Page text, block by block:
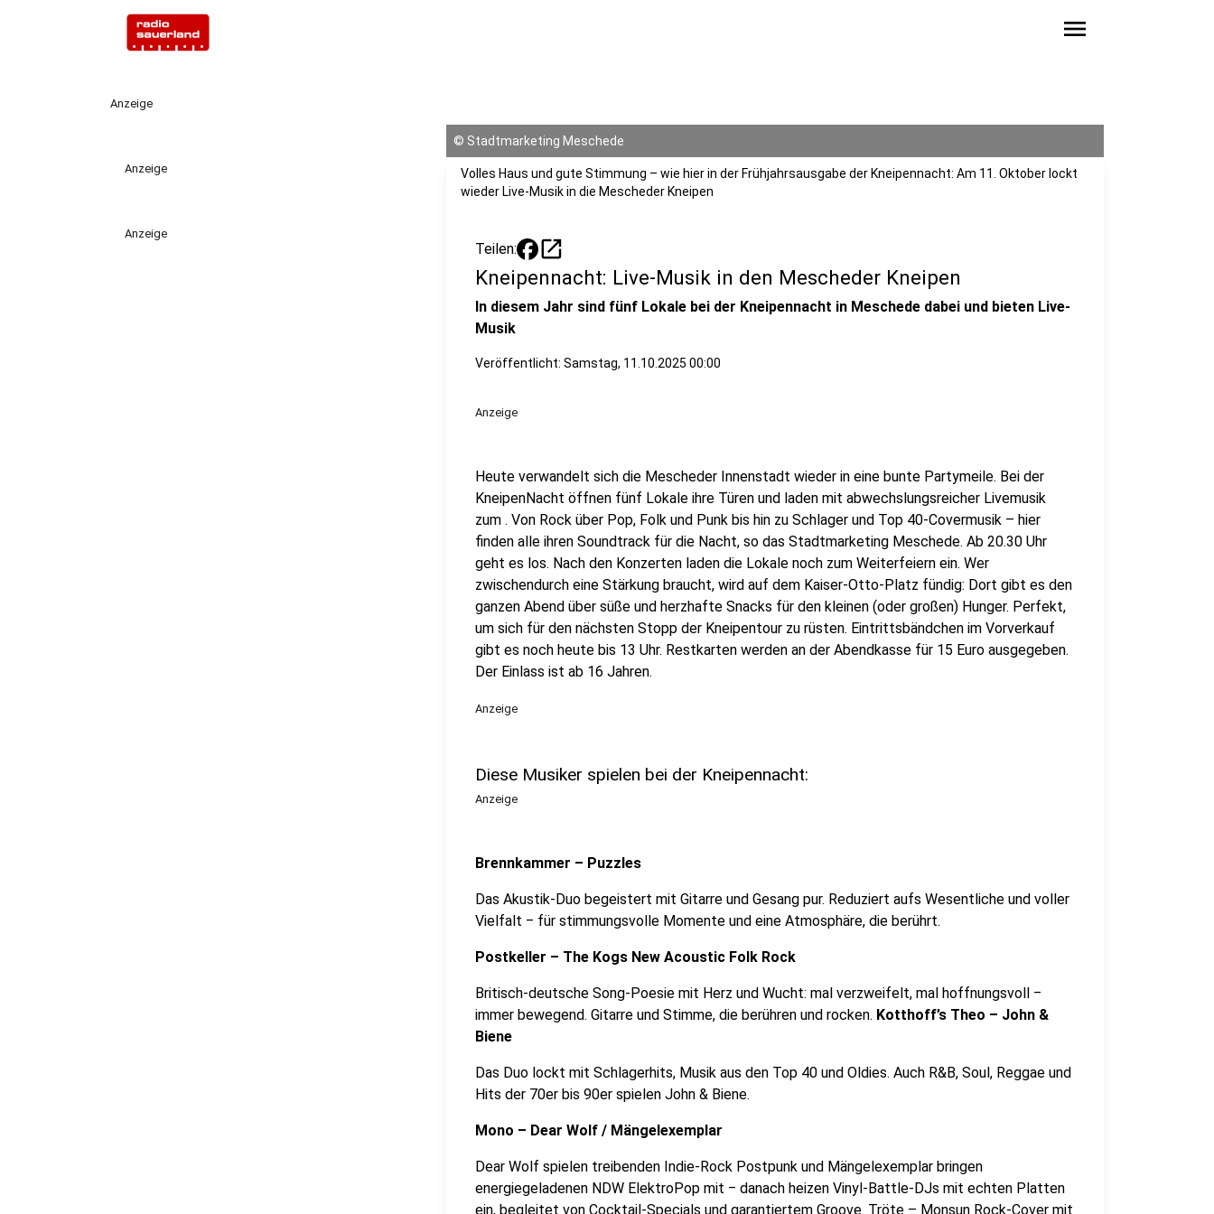
menu
Anzeige
Anzeige
Anzeige
© Stadtmarketing Meschede
Volles Haus und gute Stimmung – wie hier in der Frühjahrsausgabe der Kneipennacht: Am 11. Oktober lockt
wieder Live-Musik in die Mescheder Kneipen
Teilen: open_in_new
Kneipennacht: Live-Musik in den Mescheder Kneipen
In diesem Jahr sind fünf Lokale bei der Kneipennacht in Meschede dabei und bieten Live-
Musik
Veröffentlicht: Samstag, 11.10.2025 00:00
Anzeige
Heute verwandelt sich die Mescheder Innenstadt wieder in eine bunte Partymeile. Bei der
KneipenNacht öffnen fünf Lokale ihre Türen und laden mit abwechslungsreicher Livemusik
zum . Von Rock über Pop, Folk und Punk bis hin zu Schlager und Top 40-Covermusik – hier
finden alle ihren Soundtrack für die Nacht, so das Stadtmarketing Meschede. Ab 20.30 Uhr
geht es los. Nach den Konzerten laden die Lokale noch zum Weiterfeiern ein. Wer
zwischendurch eine Stärkung braucht, wird auf dem Kaiser-Otto-Platz fündig: Dort gibt es den
ganzen Abend über süße und herzhafte Snacks für den kleinen (oder großen) Hunger. Perfekt,
um sich für den nächsten Stopp der Kneipentour zu rüsten. Eintrittsbändchen im Vorverkauf
gibt es noch heute bis 13 Uhr. Restkarten werden an der Abendkasse für 15 Euro ausgegeben.
Der Einlass ist ab 16 Jahren.
Anzeige
Diese Musiker spielen bei der Kneipennacht:
Anzeige
Brennkammer – Puzzles
Das Akustik-Duo begeistert mit Gitarre und Gesang pur. Reduziert aufs Wesentliche und voller
Vielfalt ‒ für stimmungsvolle Momente und eine Atmosphäre, die berührt.
Postkeller – The Kogs New Acoustic Folk Rock
Britisch-deutsche Song-Poesie mit Herz und Wucht: mal verzweifelt, mal hoffnungsvoll ‒
immer bewegend. Gitarre und Stimme, die berühren und rocken. Kotthoff’s Theo – John &
Biene
Das Duo lockt mit Schlagerhits, Musik aus den Top 40 und Oldies. Auch R&B, Soul, Reggae und
Hits der 70er bis 90er spielen John & Biene.
Mono – Dear Wolf / Mängelexemplar
Dear Wolf spielen treibenden Indie-Rock Postpunk und Mängelexemplar bringen
energiegeladenen NDW ElektroPop mit ‒ danach heizen Vinyl-Battle-DJs mit echten Platten
ein, begleitet von Cocktail-Specials und garantiertem Groove. Tröte – Monsun Rock-Cover mit